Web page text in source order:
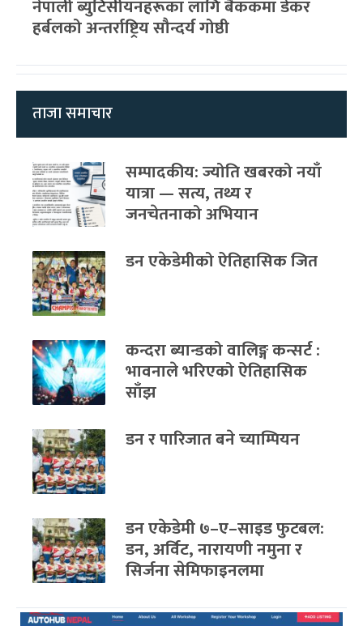
नेपाली ब्युटिसीयनहरूका लागि बैंककमा डेकर
हर्बलको अन्तर्राष्ट्रिय सौन्दर्य गोष्ठी
ताजा समाचार
सम्पादकीय: ज्योति खबरको नयाँ
यात्रा — सत्य, तथ्य र
जनचेतनाको अभियान
डन एकेडेमीको ऐतिहासिक जित
कन्दरा ब्यान्डको वालिङ्ग कन्सर्ट :
भावनाले भरिएको ऐतिहासिक
साँझ
डन र पारिजात बने च्याम्पियन
डन एकेडेमी ७–ए–साइड फुटबल:
डन, अर्विट, नारायणी नमुना र
सिर्जना सेमिफाइनलमा